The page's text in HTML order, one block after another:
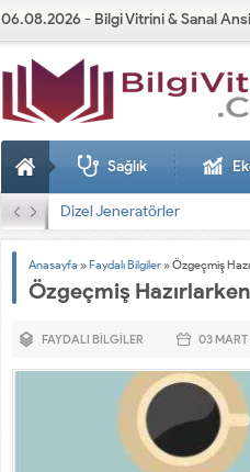
06.08.2026 - Bilgi Vitrini & Sanal
Sağlık
Dizel Jeneratörler
Anasayfa »Faydalı Bilgiler »Özgeçmiş
Özgeçmiş
FAYDALI BILGILER 03 MART